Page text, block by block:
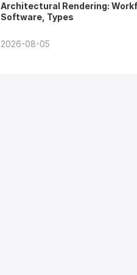
Architectural Rendering:
Software, Types
2026-08-05